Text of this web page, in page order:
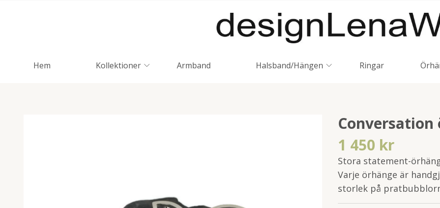
Hem Kollektioner Armband Halsband/Hängen Ringar
Conversation
1 450 kr
Stora statement-
Varje örhänge är
storlek på